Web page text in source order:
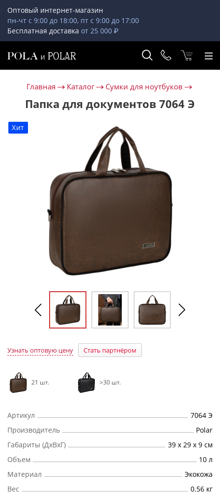
Оптовый интернет-магазин
пн-чт с 9:00 до 18:00, пт с 9:00 до 17:00
Бесплатная доставка от 25 000 ₽
Главная Каталог Сумки для ноутбуков
Папка для документов 7064 Э
Хит
Узнать оптовую цену Стать партнёром
21 шт. >30 шт.
Артикул
7064 Э
Производитель
Polar
Габариты (ДхВхГ)
39 х 29 х 9 см
Объем
10 л
Материал
Экокожа
Вес
0.56 кг